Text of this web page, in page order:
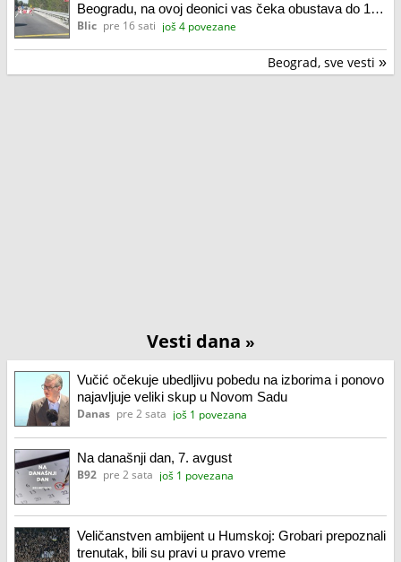
Beogradu, na ovoj deonici vas čeka obustava do 17
časova
Blic pre 16 sati još 4 povezane
Beograd, sve vesti »
Vesti dana »
Vučić očekuje ubedljivu pobedu na izborima i ponovo
najavljuje veliki skup u Novom Sadu
Danas pre 2 sata još 1 povezana
Na današnji dan, 7. avgust
B92 pre 2 sata još 1 povezana
Veličanstven ambijent u Humskoj: Grobari prepoznali
trenutak, bili su pravi u pravo vreme